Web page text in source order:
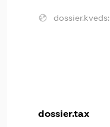
dossier.kveds:
dossier.tax